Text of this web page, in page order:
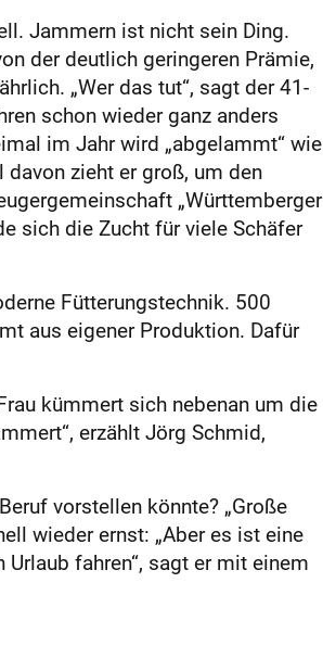
Jammern ist nicht sein Ding.
der deutlich geringeren Prämie,
„Wer das tut“, sagt der 41-
schon wieder ganz anders
im Jahr wird „abgelammt“ wie
zieht er groß, um den
„Württemberger
sich die Zucht für viele Schäfer
Fütterungstechnik. 500
aus eigener Produktion. Dafür
kümmert sich nebenan um die
erzählt Jörg Schmid,
vorstellen könnte? „Große
wieder ernst: „Aber es ist eine
fahren“, sagt er mit einem